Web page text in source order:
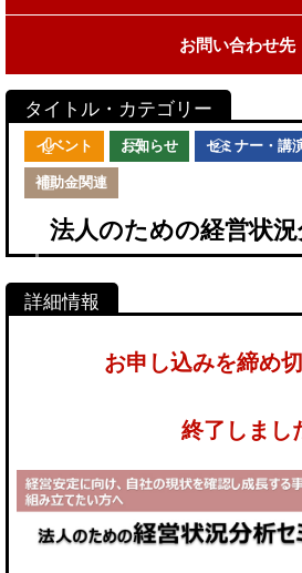
お問い合わせ先
イベント お知らせ セミナー・講
補助金関連
法人のための経営状
お申し込みを締め
終了しまし